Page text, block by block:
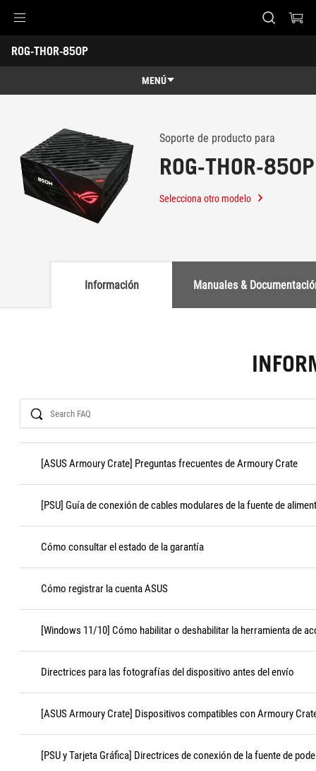
Accessibility links
Saltar al contenido
Ayuda de accesibilidad
Saltar al menú
ASUS Footer
ROG-THOR-850P
-
MENÚ
Características
Especificaciones técnicas
Premios
Galería
Dónde comprar
Soporte de producto para
ROG-THOR-850P
Selecciona otro modelo
Información Manuales &
Search
[ASUS Armoury Crate] Preguntas frecuentes de Armoury Crate
[PSU] Guía de conexión de cables modulares de la fuente de
Cómo consultar el estado de la garantía
Cómo registrar la cuenta ASUS
[Windows 11/10] Cómo habilitar o deshabilitar la herramienta de
Directrices para las fotografías del dispositivo antes del envío
[ASUS Armoury Crate] Dispositivos compatibles con Armoury
[PSU y Tarjeta Gráfica] Directrices de conexión de la fuente de